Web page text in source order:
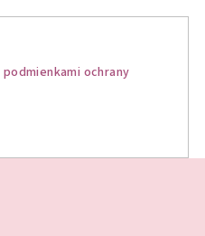
podmienkami ochrany